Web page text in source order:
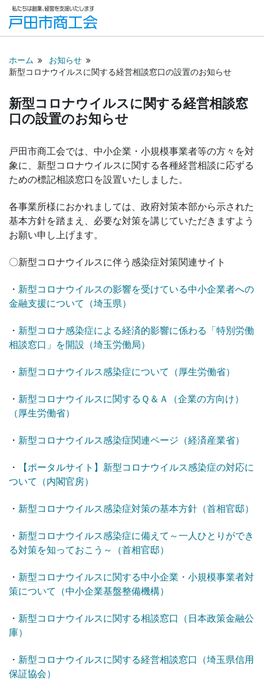
ホーム
お知らせ
新型コロナウイルスに関する経営相談窓口の設置のお知らせ
新型コロナウイルスに関する経営相談窓
口の設置のお知らせ
戸田市商工会では、中小企業・小規模事業者等の方々を対
象に、新型コロナウイルスに関する各種経営相談に応ずる
ための標記相談窓口を設置いたしました。
各事業所様におかれましては、政府対策本部から示された
基本方針を踏まえ、必要な対策を講じていただきますよう
お願い申し上げます。
〇新型コロナウイルスに伴う感染症対策関連サイト
・ 新型コロナウイルスの影響を受けている中小企業者への
金融支援について（埼玉県）
・ 新型コロナ感染症による経済的影響に係わる「特別労働
相談窓口」を開設（埼玉労働局）
・ 新型コロナウイルス感染症について（厚生労働省）
・ 新型コロナウイルスに関するＱ＆Ａ（企業の方向け）
（厚生労働省）
・ 新型コロナウイルス感染症関連ページ（経済産業省）
・
【ポータルサイト】新型コロナウイルス感染症の対応に
ついて（内閣官房）
・ 新型コロナウイルス感染症対策の基本方針（首相官邸）
・ 新型コロナウイルス感染症に備えて～一人ひとりができ
る対策を知っておこう～（首相官邸）
・ 新型コロナウイルスに関する中小企業・小規模事業者対
策について（中小企業基盤整備機構）
・ 新型コロナウイルスに関する相談窓口（日本政策金融公
庫）
・ 新型コロナウイルスに関する経営相談窓口（埼玉県信用
保証協会）